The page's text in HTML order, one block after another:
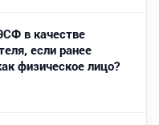
в качестве
если ранее
физическое лицо?